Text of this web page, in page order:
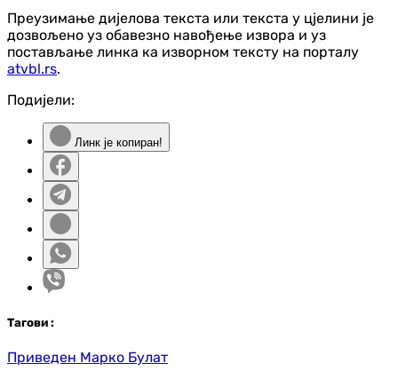
Преузимање дијелова текста или текста у цјелини је
дозвољено уз обавезно навођење извора и уз
постављање линка ка изворном тексту на порталу
atvbl.rs.
Подијели:
Линк је копиран!
Тагови :
Приведен Марко Булат